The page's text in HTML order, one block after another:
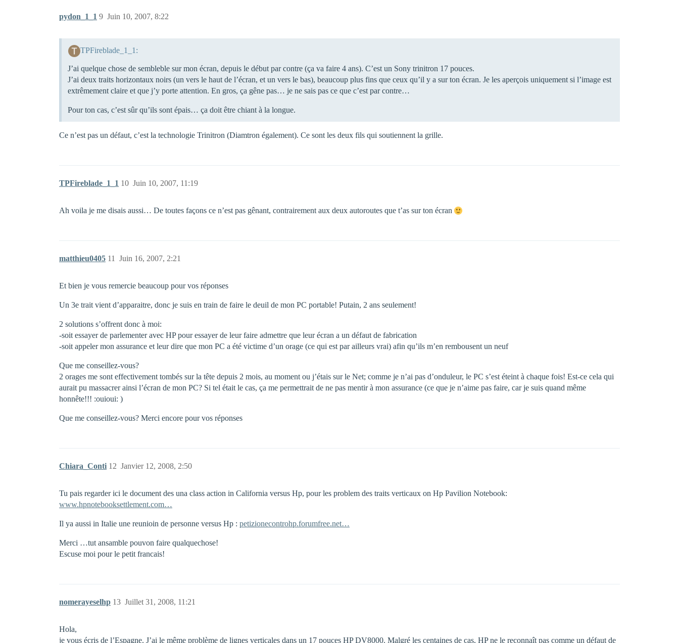
pydon_1_1 Juin 10, 2007, 8:22
9
TPFireblade_1_1:
J’ai quelque chose de sembleble sur mon écran, depuis le début par contre (ça va faire 4 ans). C’est un Sony trinitron 17 pouces.
J’ai deux traits horizontaux noirs (un vers le haut de l’écran, et un vers le bas), beaucoup plus fins que ceux qu’il y a sur ton écran. Je les aperçois uniquement si l’image est
extrêmement claire et que j’y porte attention. En gros, ça gêne pas… je ne sais pas ce que c’est par contre…
Pour ton cas, c’est sûr qu’ils sont épais… ça doit être chiant à la longue.
Ce n’est pas un défaut, c’est la technologie Trinitron (Diamtron également). Ce sont les deux fils qui soutiennent la grille.
TPFireblade_1_1 Juin 10, 2007, 11:19
10
Ah voila je me disais aussi… De toutes façons ce n’est pas gênant, contrairement aux deux autoroutes que t’as sur ton écran
matthieu0405 Juin 16, 2007, 2:21
11
Et bien je vous remercie beaucoup pour vos réponses
Un 3e trait vient d’apparaitre, donc je suis en train de faire le deuil de mon PC portable! Putain, 2 ans seulement!
2 solutions s’offrent donc à moi:
-soit essayer de parlementer avec HP pour essayer de leur faire admettre que leur écran a un défaut de fabrication
-soit appeler mon assurance et leur dire que mon PC a été victime d’un orage (ce qui est par ailleurs vrai) afin qu’ils m’en rembousent un neuf
Que me conseillez-vous?
2 orages me sont effectivement tombés sur la tête depuis 2 mois, au moment ou j’étais sur le Net; comme je n’ai pas d’onduleur, le PC s’est éteint à chaque fois! Est-ce cela qui
aurait pu massacrer ainsi l’écran de mon PC? Si tel était le cas, ça me permettrait de ne pas mentir à mon assurance (ce que je n’aime pas faire, car je suis quand même
honnête!!! :ouioui: )
Que me conseillez-vous? Merci encore pour vos réponses
Chiara_Conti Janvier 12, 2008, 2:50
12
Tu pais regarder ici le document des una class action in California versus Hp, pour les problem des traits verticaux on Hp Pavilion Notebook:
www.hpnotebooksettlement.com…
Il ya aussi in Italie une reunioin de personne versus Hp : petizionecontrohp.forumfree.net…
Merci …tut ansamble pouvon faire qualquechose!
Escuse moi pour le petit francais!
nomerayeselhp Juillet 31, 2008, 11:21
13
Hola,
je vous écris de l’Espagne. J’ai le même problème de lignes verticales dans un 17 pouces HP DV8000. Malgré les centaines de cas, HP ne le reconnaît pas comme un défaut de